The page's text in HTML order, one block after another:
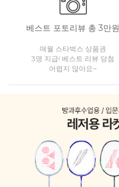
베스트 포토리뷰 총 3만원
매월 스타벅스 상품권
3명 지급! 베스트 리뷰 당첨
어렵지 않아요~